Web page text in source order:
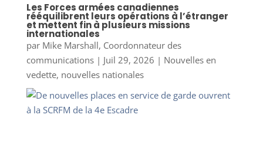
Les Forces armées canadiennes
rééquilibrent leurs opérations à l’étranger
et mettent fin à plusieurs missions
internationales
par Mike Marshall, Coordonnateur des
communications| Juil 29, 2026 | Nouvelles en
vedette, nouvelles nationales